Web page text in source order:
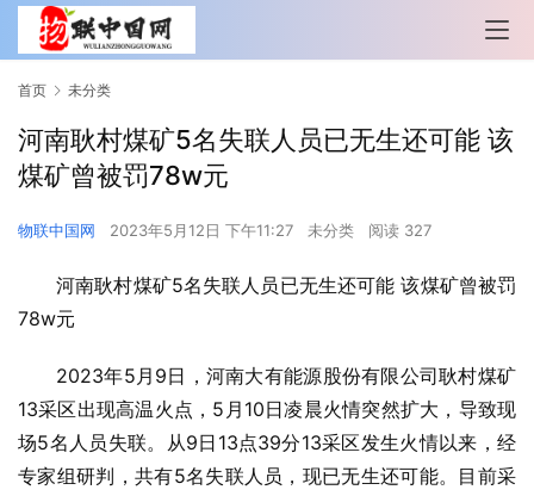
首页 未分类
河南耿村煤矿5名失联人员已无生还可能 该
煤矿曾被罚78w元
物联中国网 2023年5月12日 下午11:27 未分类 阅读 327
河南耿村煤矿5名失联人员已无生还可能 该煤矿曾被罚
78w元
2023年5月9日，河南大有能源股份有限公司耿村煤矿
13采区出现高温火点，5月10日凌晨火情突然扩大，导致现
场5名人员失联。从9日13点39分13采区发生火情以来，经
专家组研判，共有5名失联人员，现已无生还可能。目前采